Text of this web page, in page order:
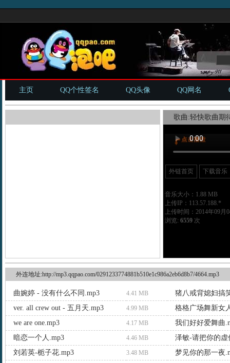
主页 QQ个性签名 QQ头像 QQ网名
歌曲:轻快歌曲期
外链首页 下载音乐
音乐大小：1.88 MB
上传IP：113.57.188.*
上传时间：2014年09月
浏览: 6559次
外连地址:http://mp3.qqpao.com/0291233774881b510e1c986a2eb6d8b7/4664.mp3
曲婉婷 - 没有什么不同.mp3 4.41 MB
猪八戒背媳妇搞
ver. all crew out - 五月天.mp3
4.99 MB
格格广场舞新女
we are one.mp3
4.17 MB
我们好好爱舞曲
暗恋一个人.mp3
4.46 MB
泽敏-请把你的虚
刘若英-栀子花.mp3
3.48 MB
梦见你的那一夜